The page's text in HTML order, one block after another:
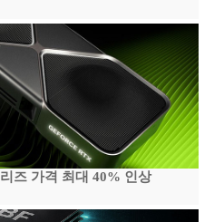
즈 가격 최대 40% 인상